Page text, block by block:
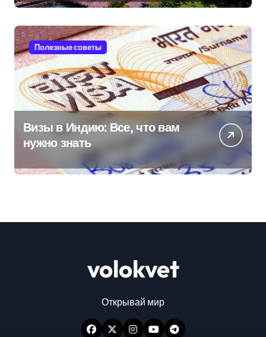
Полезные советы
Визы в Индию: Все, что вам
нужно знать
volokvet
Открывай мир